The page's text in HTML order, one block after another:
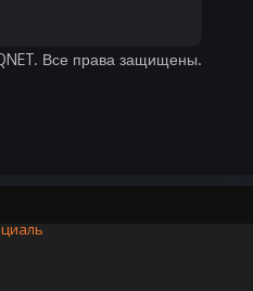
Все права защищены.